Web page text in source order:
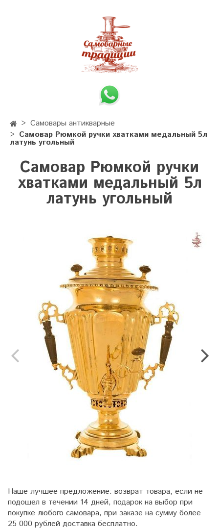
Самовары антикварные
Самовар Рюмкой ручки хватками медальный 5л
латунь угольный
Самовар Рюмкой ручки
хватками медальный 5л
латунь угольный
Наше лучшее предложение: возврат товара, если не
подошел в течении 14 дней, подарок на выбор при
покупке любого самовара, при заказе на сумму более
25 000 рублей доставка бесплатно.